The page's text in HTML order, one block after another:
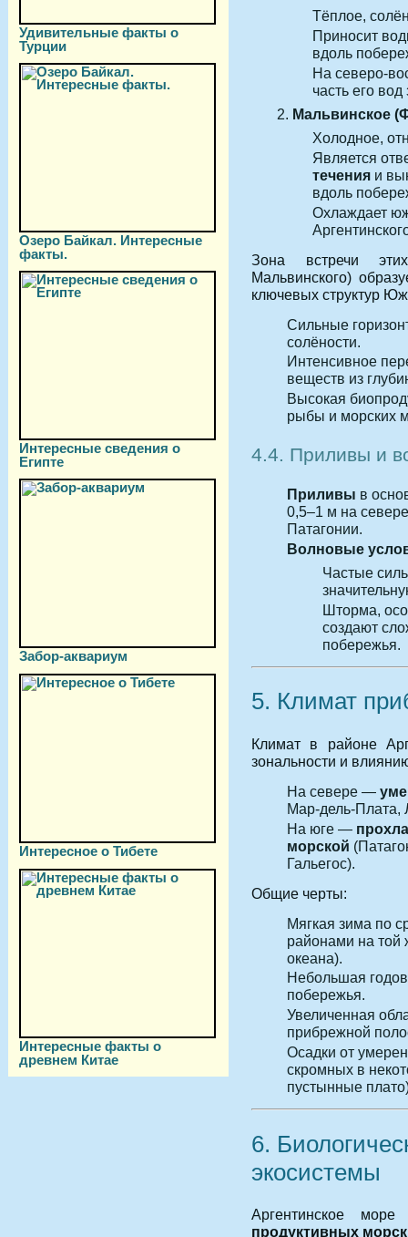
Удивительные факты о
Турции
Озеро Байкал. Интересные
факты.
Интересные сведения о
Египте
Забор-аквариум
Интересное о Тибете
Интересные факты о
древнем Китае
Тёплое,
Приносит
вдоль
На северо-
часть его
Мальвинское
Холодное,
Является
течения и
вдоль
Охлаждает
Зона встречи
Мальвинского)
ключевых структур
Сильные
солёности.
Интенсивное
веществ из
Высокая
рыбы и морских
4.4. Приливы и
Приливы в
0,5–1 м на
Патагонии.
Волновые
Частые
Шторма,
создают
побережья.
5. Климат
Климат в районе
зональности и
На севере —
Мар-дель-Плата,
На юге —
морской
Гальегос).
Общие черты:
Мягкая зима по
районами на
океана).
Небольшая
побережья.
Увеличенная
прибрежной
Осадки от
скромных в
пустынные
6.
экосистемы
Аргентинское
продуктивных